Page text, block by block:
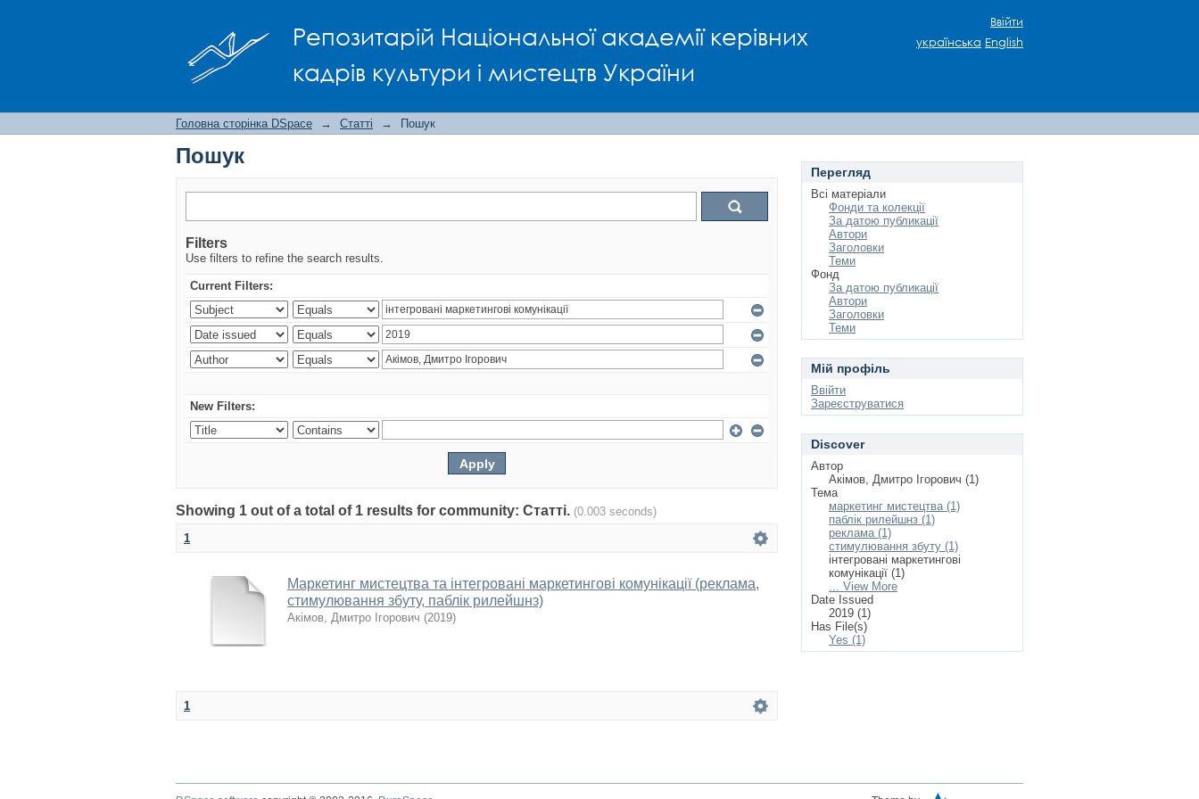
Репозитарій Національної академії керівних
кадрів культури і мистецтв України
Ввійти
українська English
Головна сторінка DSpace → Статті → Пошук
Пошук
Filters
Use filters to refine the search results.
Current Filters:
New Filters:
Showing 1 out of a total of 1 results for community: Статті. (0.003 seconds)
1
Маркетинг мистецтва та інтегровані маркетингові комунікації (реклама,
стимулювання збуту, паблік рилейшнз)
Акімов, Дмитро Ігорович (2019)
1
Перегляд
Всі матеріали
Фонди та колекції
За датою публикації
Автори
Заголовки
Теми
Фонд
За датою публикації
Автори
Заголовки
Теми
Мій профіль
Ввійти
Зареєструватися
Discover
Автор
Акімов, Дмитро Ігорович (1)
Тема
маркетинг мистецтва (1)
паблік рилейшнз (1)
реклама (1)
стимулювання збуту (1)
інтегровані маркетингові
комунікації (1)
... View More
Date Issued
2019 (1)
Has File(s)
Yes (1)